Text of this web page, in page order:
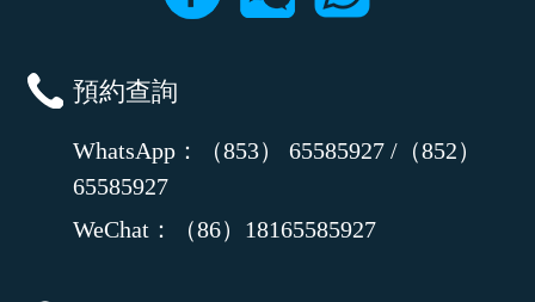
預約查詢
WhatsApp：（853） 65585927 /（852）
65585927
WeChat：（86）18165585927